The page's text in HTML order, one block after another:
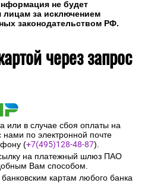
заказа адрес электронной
об авторизации
чек.
законодательством РФ.
через запрос
или в случае сбоя оплаты на
по электронной почте
(+7(495)128-48-87).